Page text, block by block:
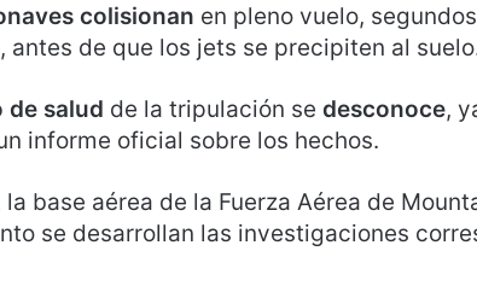
colisionan en pleno vuelo,
, antes de que los jets se precipiten al
de salud de la tripulación se desconoce,
informe oficial sobre los hechos.
base aérea de la Fuerza Aérea de
se desarrollan las investigaciones